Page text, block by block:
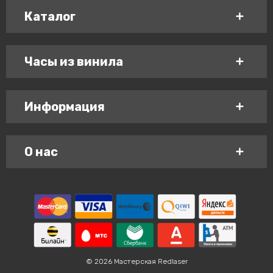
Каталог
Часы из винила
Информация
О нас
© 2026 Мастерская Redlaser